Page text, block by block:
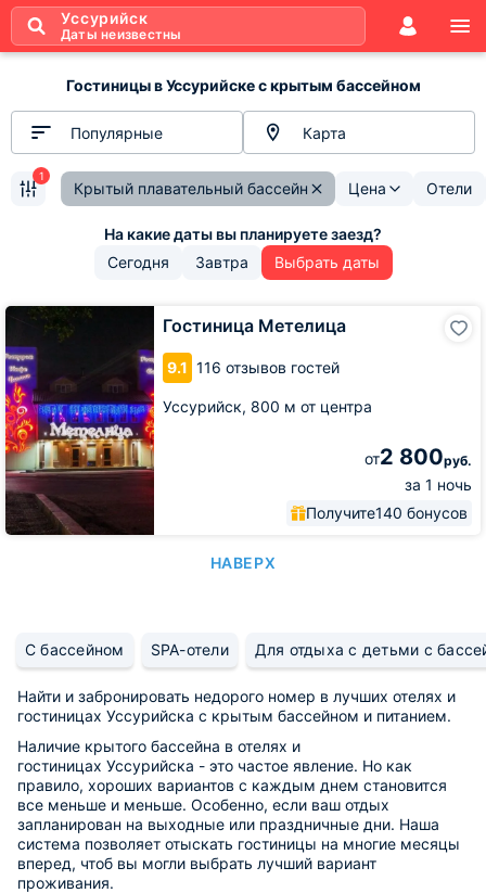
Уссурийск
Даты неизвестны
Гостиницы в Уссурийске с крытым бассейном
Популярные Карта
Крытый плавательный бассейн Цена Отели
1
Сегодня Завтра Выбрать даты
Гостиница Метелица
9.1 116 отзывов гостей
Уссурийск, 800 м от центра
от2 800руб.
за 1 ночь
Получите140 бонусов
Гостиница
Метелица
НАВЕРХ
С бассейном SPA-отели Для отдыха с детьми с
Найти и забронировать недорого номер в лучших отелях и
гостиницах Уссурийска с крытым бассейном и питанием.
Наличие крытого бассейна в отелях и
гостиницах Уссурийска - это частое явление. Но как
правило, хороших вариантов с каждым днем становится
все меньше и меньше. Особенно, если ваш отдых
запланирован на выходные или праздничные дни. Наша
система позволяет отыскать гостиницы на многие месяцы
вперед, чтоб вы могли выбрать лучший вариант
проживания.